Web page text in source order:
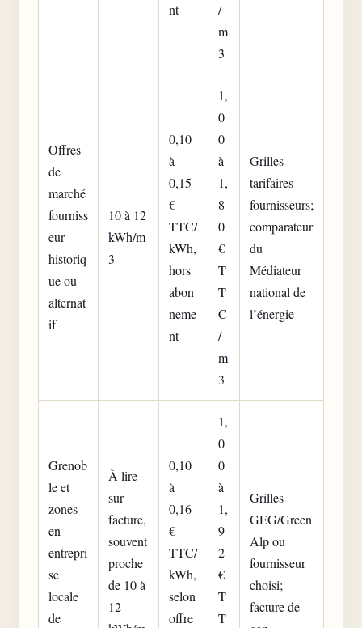
nt
/
m
3
Offres
de
marché
fourniss
eur
historiq
ue ou
alternat
if
10 à 12
kWh/m
3
0,10
à
0,15
€
TTC/
kWh,
hors
abon
neme
nt
1,
0
0
à
1,
8
0
€
T
T
C
/
m
3
Grilles
tarifaires
fournisseurs;
comparateur
du
Médiateur
national de
l’énergie
Grenob
le et
zones
en
entrepri
se
locale
de
À lire
sur
facture,
souvent
proche
de 10 à
12
0,10
à
0,16
€
TTC/
kWh,
selon
offre
1,
0
0
à
1,
9
2
€
T
T
Grilles
GEG/Green
Alp ou
fournisseur
choisi;
facture de